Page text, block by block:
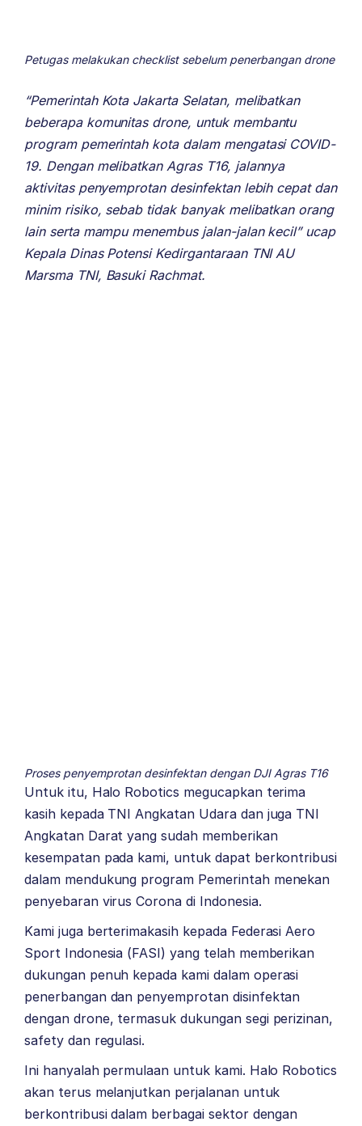
Petugas melakukan checklist sebelum penerbangan drone
“Pemerintah Kota Jakarta Selatan, melibatkan
beberapa komunitas drone, untuk membantu
program pemerintah kota dalam mengatasi COVID-
19. Dengan melibatkan Agras T16, jalannya
aktivitas penyemprotan desinfektan lebih cepat dan
minim risiko, sebab tidak banyak melibatkan orang
lain serta mampu menembus jalan-jalan kecil” ucap
Kepala Dinas Potensi Kedirgantaraan TNI AU
Marsma TNI, Basuki Rachmat.
Proses penyemprotan desinfektan dengan DJI Agras T16
Untuk itu, Halo Robotics megucapkan terima
kasih kepada TNI Angkatan Udara dan juga TNI
Angkatan Darat yang sudah memberikan
kesempatan pada kami, untuk dapat berkontribusi
dalam mendukung program Pemerintah menekan
penyebaran virus Corona di Indonesia.
Kami juga berterimakasih kepada Federasi Aero
Sport Indonesia (FASI) yang telah memberikan
dukungan penuh kepada kami dalam operasi
penerbangan dan penyemprotan disinfektan
dengan drone, termasuk dukungan segi perizinan,
safety dan regulasi.
Ini hanyalah permulaan untuk kami. Halo Robotics
akan terus melanjutkan perjalanan untuk
berkontribusi dalam berbagai sektor dengan